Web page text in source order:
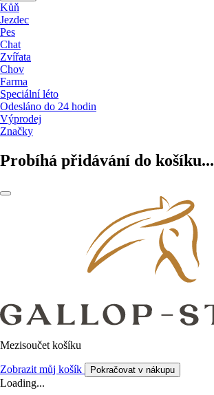
Kůň
Jezdec
Pes
Chat
Zvířata
Chov
Farma
Speciální léto
Odesláno do 24 hodin
Výprodej
Značky
Probíhá přidávání do košíku...
Mezisoučet košíku
Zobrazit můj košík Pokračovat v nákupu
Loading...